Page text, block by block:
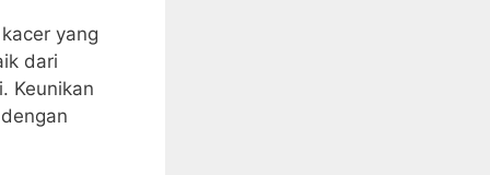
yang
dari
Keunikan